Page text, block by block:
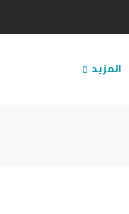
المزيد